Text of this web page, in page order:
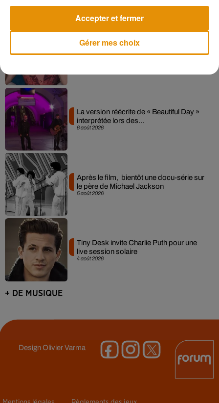
Pomme emprunte le décor de l’émission
« Loups Garous » pour son...
6 août 2026
La version réécrite de « Beautiful Day »
interprétée lors des...
5 août 2026
Après le film, bientôt une docu-série sur
le père de Michael Jackson
4 août 2026
Tiny Desk invite Charlie Puth pour une
live session solaire
+ DE MUSIQUE
DesignOlivier Varma
Gérer mes choix
Accepter et fermer